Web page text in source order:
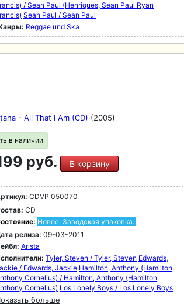
/ Sean Paul (Henriques, Sean Paul Ryan
Sean Paul / Sean Paul
Reggae und Ska
- All That I Am (CD) (2005)
в наличии
руб. В корзину
CDVP 050070
CD
Новое. Заводская упаковка.
релиза: 09-03-2011
Arista
Tyler, Steven / Tyler, Steven Edwards,
/ Edwards, Jackie Hamilton, Anthony (Hamilton,
Cornelius) / Hamilton, Anthony (Hamilton,
Cornelius) Los Lonely Boys / Los Lonely Boys
больше